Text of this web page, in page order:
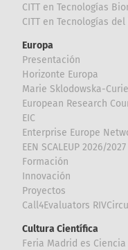
CITT en Tecnologías
CITT en Tecnologías del
Europa
Presentación
Horizonte Europa
Marie Sklodowska-
European Research
EIC
Enterprise Europe
EEN SCALEUP 2026/2027
Formación
Innovación
Proyectos
Call4Evaluators
Cultura Científica
Feria Madrid es Ciencia